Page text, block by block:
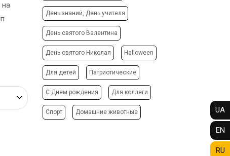
ПОДАРИТЬ ПЕСНЮ
на
День знаний, День учителя
День святого Валентина
День святого Николая Halloween
Для детей Патриотические
C Днем рождения Для коллеги
Спорт Домашние животные UA
EN
RU